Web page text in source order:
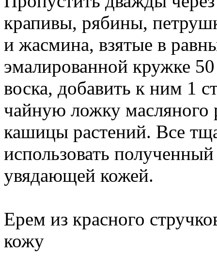
крапивы, рябины,
и жасмина, взятые в
эмалированной кружке
воска, добавить к ним 1
чайную ложку масляного
кашицы растений. Все
использовать
увядающей кожей.
Ерем из красного
кожу